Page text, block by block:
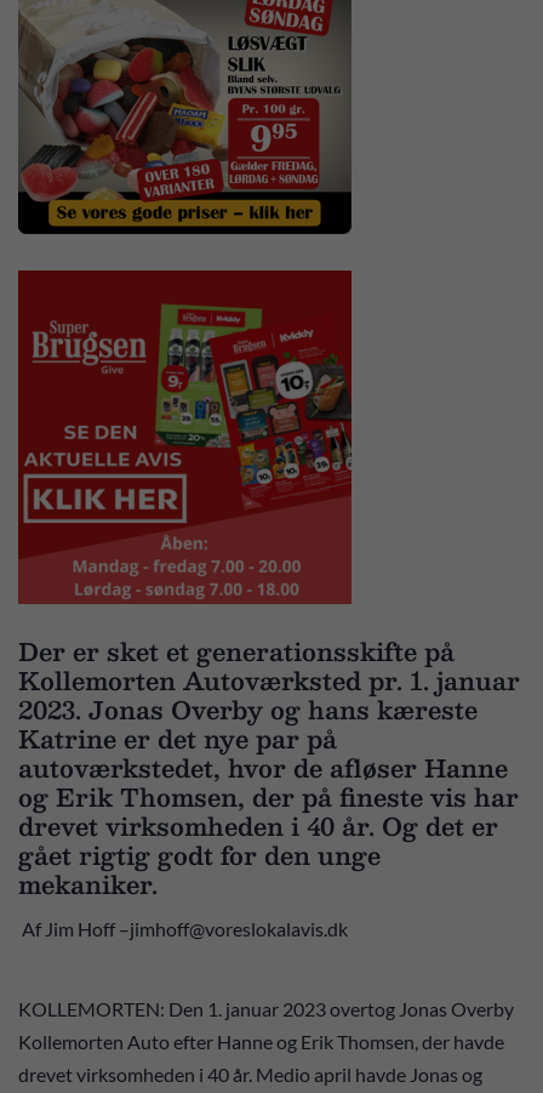
Der er sket et generationsskifte på
Kollemorten Autoværksted pr. 1. januar
2023. Jonas Overby og hans kæreste
Katrine er det nye par på
autoværkstedet, hvor de afløser Hanne
og Erik Thomsen, der på fineste vis har
drevet virksomheden i 40 år. Og det er
gået rigtig godt for den unge
mekaniker.
Af Jim Hoff –jimhoff@voreslokalavis.dk
KOLLEMORTEN: Den 1. januar 2023 overtog Jonas Overby
Kollemorten Auto efter Hanne og Erik Thomsen, der havde
drevet virksomheden i 40 år. Medio april havde Jonas og